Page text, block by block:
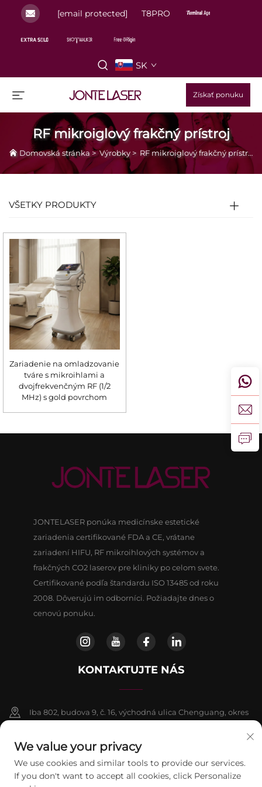
[email protected] T8PRO
SK
Získať ponuku
RF mikroiglový frakčný prístroj
Domovská stránka >Výrobky > RF mikroiglový frakčný prístroj
VŠETKY PRODUKTY
Zariadenie na omladzovanie
tváre s mikroihlami a
dvojfrekvenčným RF (1/2
MHz) s gold povrchom
JONTELASER ponúka medicínske estetické
zariadenia certifikované FDA a CE, vrátane
zariadení HIFU, RF mikroihlových systémov a
frakčných CO2 laserov pre kliniky po celom svete.
Certifikované podľa štandardu ISO 13485 od roku
2008. Dôverujú im odborníci. Požiadajte dnes o
cenovú ponuku.
KONTAKTUJTE NÁS
Iba 802, budova 9, č. 16, východná ulica Chenguang, okres
+86-13911459627
[email protected]
We value your privacy
We use cookies and similar tools to provide our services.
If you don't want to accept all cookies, click Personalize